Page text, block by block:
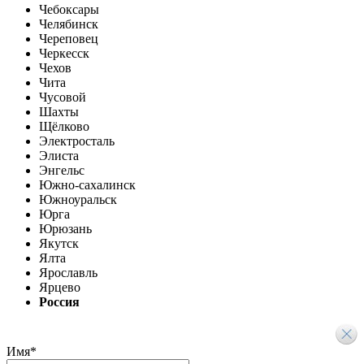
Чебоксары
Челябинск
Череповец
Черкесск
Чехов
Чита
Чусовой
Шахты
Щёлково
Электросталь
Элиста
Энгельс
Южно-сахалинск
Южноуральск
Юрга
Юрюзань
Якутск
Ялта
Ярославль
Ярцево
Россия
Имя*